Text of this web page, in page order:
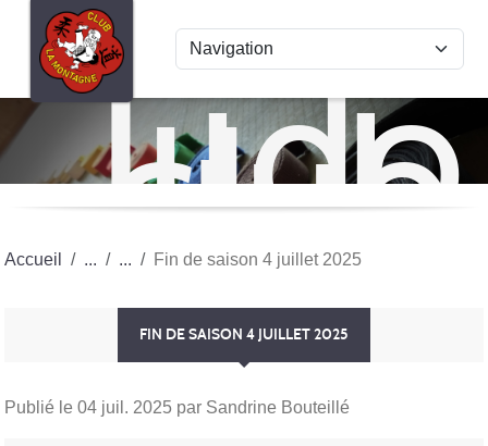
Judo
club
La
Accueil Fin de saison 4 juillet 2025
FIN DE SAISON 4 JUILLET 2025
Publié le 04 juil. 2025 par Sandrine Bouteillé
Panneau de gestion des cookies